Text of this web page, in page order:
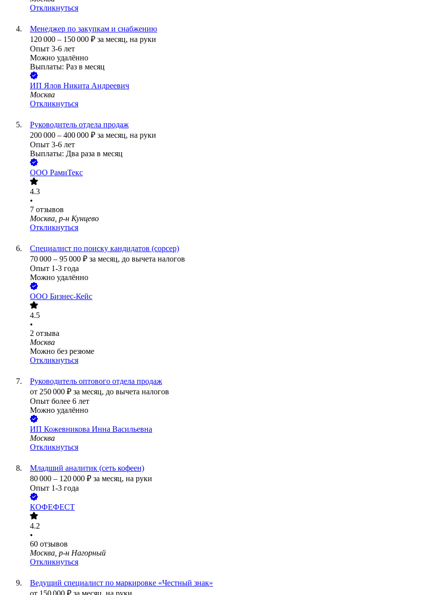
Откликнуться
Менеджер по закупкам и снабжению
120 000 – 150 000 ₽ за месяц, на руки
Опыт 3-6 лет
Можно удалённо
Выплаты: Раз в месяц
ИП Ялов Никита Андреевич
Москва
Откликнуться
Руководитель отдела продаж
200 000 – 400 000 ₽ за месяц, на руки
Опыт 3-6 лет
Выплаты: Два раза в месяц
ООО РамиТекс
4.3
•
7 отзывов
Москва, р-н Кунцево
Откликнуться
Специалист по поиску кандидатов (сорсер)
70 000 – 95 000 ₽ за месяц, до вычета налогов
Опыт 1-3 года
Можно удалённо
ООО Бизнес-Кейс
4.5
•
2 отзыва
Москва
Можно без резюме
Откликнуться
Руководитель оптового отдела продаж
от 250 000 ₽ за месяц, до вычета налогов
Опыт более 6 лет
Можно удалённо
ИП Кожевникова Инна Васильевна
Москва
Откликнуться
Младший аналитик (сеть кофеен)
80 000 – 120 000 ₽ за месяц, на руки
Опыт 1-3 года
КОФЕФЕСТ
4.2
•
60 отзывов
Москва, р-н Нагорный
Откликнуться
Ведущий специалист по маркировке «Честный знак»